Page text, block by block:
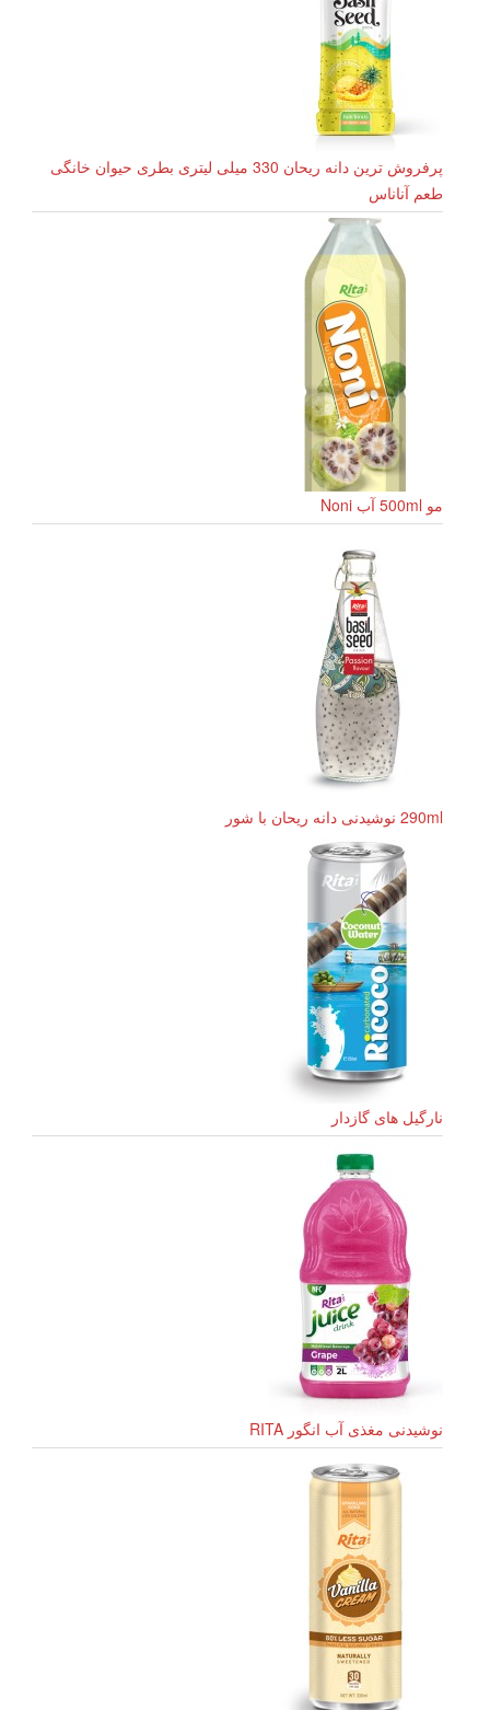
پرفروش ترین دانه ریحان 330 میلی لیتری بطری حیوان خانگی
طعم آناناس
مو 500ml آب Noni
290ml نوشیدنی دانه ریحان با شور
نارگیل های گازدار
نوشیدنی مغذی آب انگور RITA